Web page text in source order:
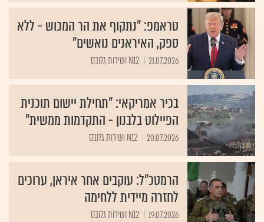
טראמפ: "נתקוף את הר המכוש - ללא
ספק, האיראנים נואשים"
21.07.2026 N12 ושירות גלובס
בכיר אמריקאי: "תחילת יישום תוכנית
הפיילוט בלבנון - התקדמות ממשית"
20.07.2026 N12 ושירות גלובס
הרמטכ"ל: עוקבים אחר איראן, ערוכים
לחזרה מיידית ללחימה
19.07.2026 N12 ושירות גלובס